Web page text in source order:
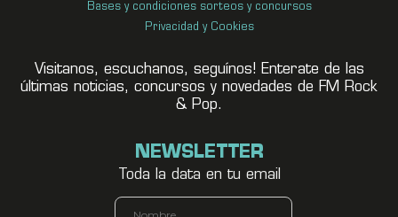
Bases y condiciones sorteos y concursos
Privacidad y Cookies
Visitanos, escuchanos, seguínos! Enterate de las
últimas noticias, concursos y novedades de FM Rock
& Pop.
NEWSLETTER
Toda la data en tu email